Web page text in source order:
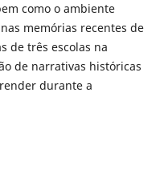
como o ambiente
memórias recentes de
de três escolas na
de narrativas históricas
durante a